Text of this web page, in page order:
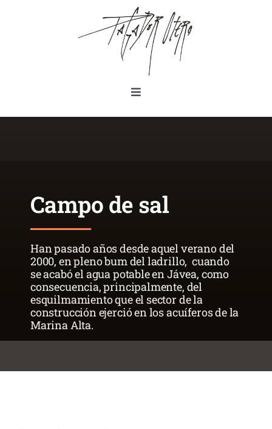
Toggle
Navigation
Otros
Material complementario
Contacto
Campo de sal
Han pasado años desde aquel verano del
2000, en pleno bum del ladrillo, cuando
se acabó el agua potable en Jávea, como
consecuencia, principalmente, del
esquilmamiento que el sector de la
construcción ejerció en los acuíferos de la
Marina Alta.